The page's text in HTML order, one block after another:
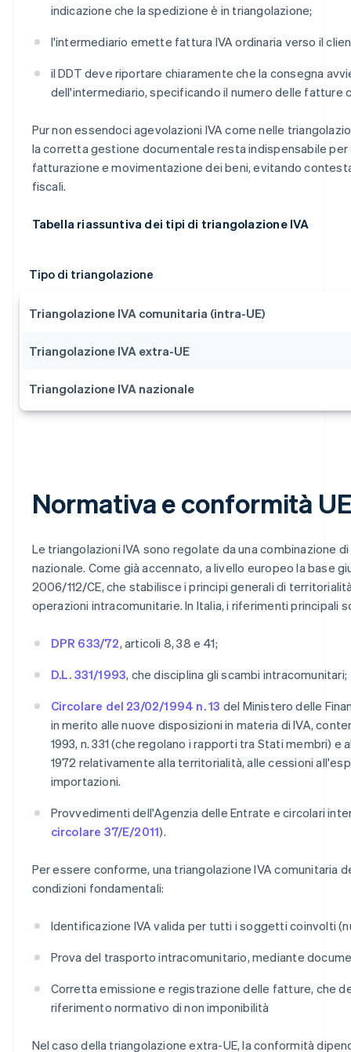
indicazione che la spedizione è in triangolazione;
l'intermediario emette fattura IVA ordinaria verso il
il DDT deve riportare chiaramente che la consegna
dell'intermediario, specificando il numero delle fatture
Pur non essendoci agevolazioni IVA come nelle
la corretta gestione documentale resta indispensabile
fatturazione e movimentazione dei beni, evitando
fiscali.
Tabella riassuntiva dei tipi di triangolazione IVA
Tipo di triangolazione
Triangolazione IVA comunitaria (intra-UE)
Triangolazione IVA extra-UE
Triangolazione IVA nazionale
Normativa e conformità
Le triangolazioni IVA sono regolate da una combinazione
nazionale. Come già accennato, a livello europeo la base
2006/112/CE, che stabilisce i principi generali di
operazioni intracomunitarie. In Italia, i riferimenti principali
DPR 633/72, articoli 8, 38 e 41;
D.L. 331/1993, che disciplina gli scambi intracomunitari;
Circolare del 23/02/1994 n. 13 del Ministero delle
in merito alle nuove disposizioni in materia di IVA,
1993, n. 331 (che regolano i rapporti tra Stati membri) e
1972 relativamente alla territorialità, alle cessioni
importazioni.
Provvedimenti dell'Agenzia delle Entrate e circolari
circolare 37/E/2011).
Per essere conforme, una triangolazione IVA comunitaria
condizioni fondamentali:
Identificazione IVA valida per tutti i soggetti coinvolti
Prova del trasporto intracomunitario, mediante
Corretta emissione e registrazione delle fatture, che
riferimento normativo di non imponibilità
Nel caso della triangolazione extra-UE, la conformità